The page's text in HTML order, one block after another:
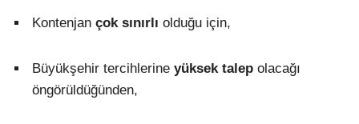
Kontenjan çok sınırlı olduğu için,
Büyükşehir tercihlerine yüksek talep olacağı
öngörüldüğünden,